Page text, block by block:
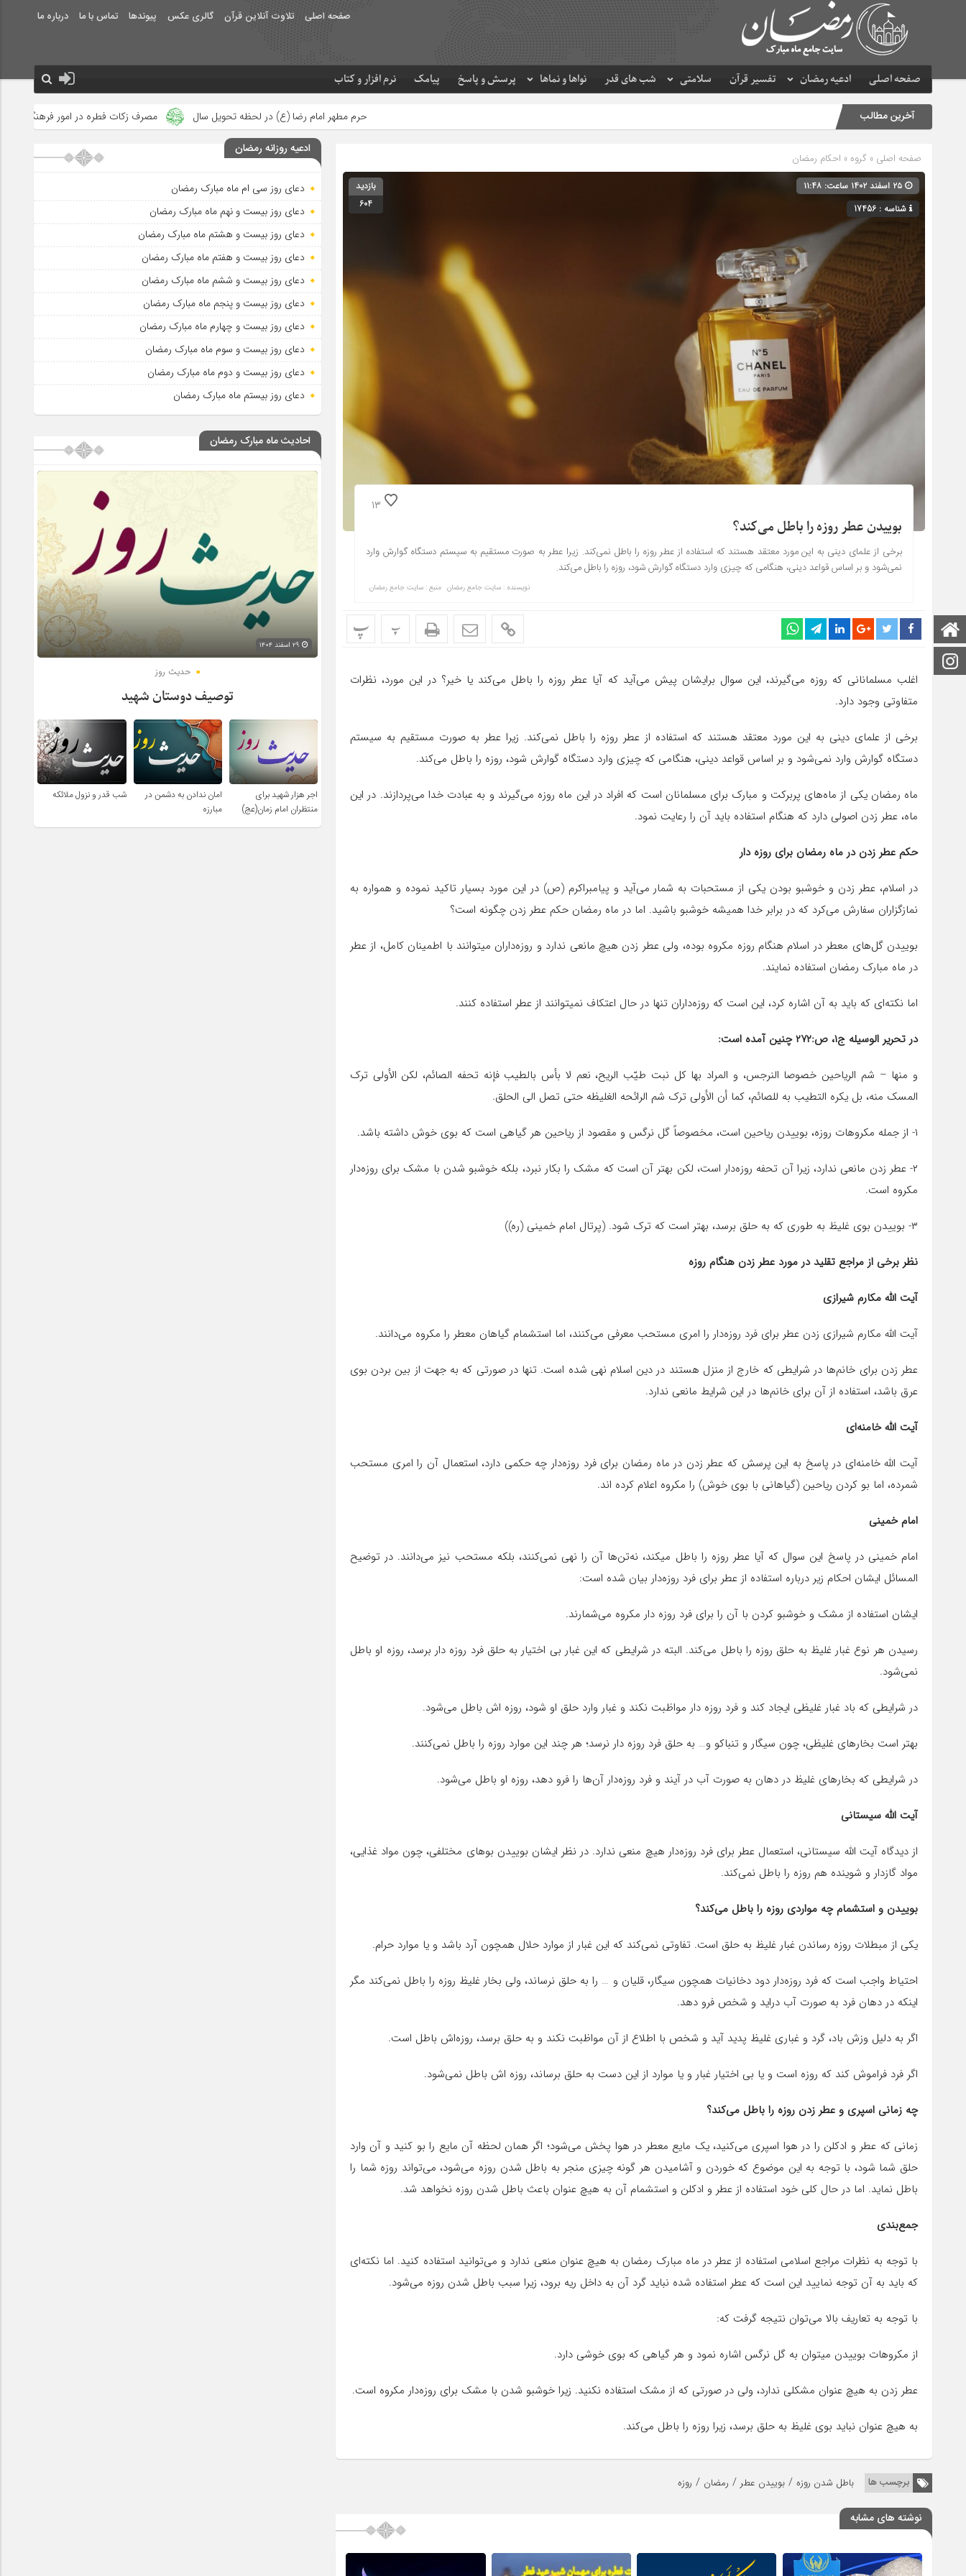
صفحه اصلی تلاوت آنلاین قرآن گالری عکس پیوندها تماس با ما درباره ما
صفحه اصلی ادعیه رمضان تفسیر قرآن سلامتی شب های قدر نواها و نماها پرسش و پاسخ پیامک نرم افزار و کتاب
صفحه اصلی
آخرین مطالب حرم مطهر امام رضا (ع) در لحظه تحویل سال مصرف زکات فطره در امور فرهنگی جلوه‌های بزرگ نصرت
صفحه اصلی » گروه » احکام رمضان
شناسه : 17456
بازدید
604
13
بوییدن عطر روزه را باطل می‌کند؟
برخی از علمای دینی به این مورد معتقد هستند که استفاده از عطر روزه را باطل نمی‌کند. زیرا عطر به صورت مستقیم به سیستم دستگاه گوارش وارد
نمی‌شود و بر اساس قواعد دینی، هنگامی که چیزی وارد دستگاه گوارش شود، روزه را باطل می‌کند.
نویسنده : سایت جامع رمضان منبع : سایت جامع رمضان
پ پ
اغلب مسلمانانی که روزه می‌گیرند، این سوال برایشان پیش می‌آید که آیا عطر روزه را باطل می‌کند یا خیر؟ در این مورد، نظرات
متفاوتی وجود دارد.
برخی از علمای دینی به این مورد معتقد هستند که استفاده از عطر روزه را باطل نمی‌کند. زیرا عطر به صورت مستقیم به سیستم
دستگاه گوارش وارد نمی‌شود و بر اساس قواعد دینی، هنگامی که چیزی وارد دستگاه گوارش شود، روزه را باطل می‌کند.
ماه رمضان یکی از ماه‌های پربرکت و مبارک برای مسلمانان است که افراد در این ماه روزه می‌گیرند و به عبادت خدا می‌پردازند. در این
ماه، عطر زدن اصولی دارد که هنگام استفاده باید آن را رعایت نمود.
حکم عطر زدن در ماه رمضان برای روزه دار
در اسلام، عطر زدن و خوشبو بودن یکی از مستحبات به شمار می‌آید و پیامبراکرم (ص) در این مورد بسیار تاکید نموده و همواره به
نمازگزاران سفارش می‌کرد که در برابر خدا همیشه خوشبو باشید. اما در ماه رمضان حکم عطر زدن چگونه است؟
بوییدن گل‌های معطر در اسلام هنگام روزه مکروه بوده، ولی عطر زدن هیچ مانعی ندارد و روزه‌داران میتوانند با اطمینان کامل، از عطر
در ماه مبارک رمضان استفاده نمایند.
اما نکته‌ای که باید به آن اشاره کرد، این است که روزه‌داران تنها در حال اعتکاف نمیتوانند از عطر استفاده کنند.
در تحریر الوسیله ج‌۱، ص:۲۷۲ چنین آمده است:
و منها – شم الریاحین خصوصا النرجس، و المراد بها کل نبت طیّب الریح، نعم لا بأس بالطیب فإنه تحفه الصائم، لکن الأولی ترک
المسک منه، بل یکره التطیب به للصائم، کما أن الأولی ترک شم الرائحه الغلیظه حتی تصل الی الحلق.
۱- از جمله مکروهات روزه، بوییدن ریاحین است، مخصوصاً گل نرگس و مقصود از ریاحین هر گیاهی است که بوی خوش داشته باشد.
۲- عطر زدن مانعی ندارد، زیرا آن تحفه روزه‌دار است، لکن بهتر آن است که مشک را بکار نبرد، بلکه خوشبو شدن با مشک برای روزه‌دار
مکروه است.
۳- بوییدن بوی غلیظ به طوری که به حلق برسد، بهتر است که ترک شود. (پرتال امام خمینی (ره))
نظر برخی از مراجع تقلید در مورد عطر زدن هنگام روزه
آیت الله مکارم شیرازی
آیت الله مکارم شیرازی زدن عطر برای فرد روزه‌دار را امری مستحب معرفی می‌کنند، اما استشمام گیاهان معطر را مکروه می‌دانند.
عطر زدن برای خانم‌ها در شرایطی که خارج از منزل هستند در دین اسلام نهی شده است. تنها در صورتی که به جهت از بین بردن بوی
عرق باشد، استفاده از آن برای خانم‌ها در این شرایط مانعی ندارد.
آیت الله خامنه‌ای
آیت الله خامنه‌ای در پاسخ به این پرسش که عطر زدن در ماه رمضان برای فرد روزه‌دار چه حکمی دارد، استعمال آن را امری مستحب
شمرده، اما بو کردن ریاحین (گیاهانی با بوی خوش) را مکروه اعلام کرده اند.
امام خمینی
امام خمینی در پاسخ این سوال که آیا عطر روزه را باطل میکند، نه‌تن‌ها آن را نهی نمی‌کنند، بلکه مستحب نیز می‌دانند. در توضیح
المسائل ایشان احکام زیر درباره استفاده از عطر برای فرد روزه‌دار بیان شده است:
ایشان استفاده از مشک و خوشبو کردن با آن را برای فرد روزه دار مکروه می‌شمارند.
رسیدن هر نوع غبار غلیظ به حلق روزه را باطل می‌کند. البته در شرایطی که این غبار بی اختیار به حلق فرد روزه دار برسد، روزه او باطل
نمی‌شود.
در شرایطی که باد غبار غلیظی ایجاد کند و فرد روزه دار مواظبت نکند و غبار وارد حلق او شود، روزه اش باطل می‌شود.
بهتر است بخارهای غلیظی، چون سیگار و تنباکو و… به حلق فرد روزه دار نرسد؛ هر چند این موارد روزه را باطل نمی‌کنند.
در شرایطی که بخارهای غلیظ در دهان به صورت آب در آیند و فرد روزه‌دار آن‌ها را فرو دهد، روزه او باطل می‌شود.
آیت الله سیستانی
از دیدگاه آیت الله سیستانی، استعمال عطر برای فرد روزه‌دار هیچ منعی ندارد. در نظر ایشان بوییدن بوهای مختلفی، چون مواد غذایی،
مواد گازدار و شوینده هم روزه را باطل نمی‌کند.
بوییدن و استشمام چه مواردی روزه را باطل می‌کند؟
یکی از مبطلات روزه رساندن غبار غلیظ به حلق است. تفاوتی نمی‌کند که این غبار از موارد حلال همچون آرد باشد و یا موارد حرام.
احتیاط واجب است که فرد روزه‌دار دود دخانیات همچون سیگار، قلیان و … را به حلق نرساند، ولی بخار غلیظ روزه را باطل نمی‌کند مگر
اینکه در دهان فرد به صورت آب دراید و شخص فرو دهد.
اگر به دلیل وزش باد، گرد و غباری غلیظ پدید آید و شخص با اطلاع از آن مواظبت نکند و به حلق برسد، روزه‌اش باطل است.
اگر فرد فراموش کند که روزه است و یا بی اختیار غبار و یا موارد از این دست به حلق برساند، روزه اش باطل نمی‌شود.
چه زمانی اسپری و عطر زدن روزه را باطل می‌کند؟
زمانی که عطر و ادکلن را در هوا اسپری می‌کنید، یک مایع معطر در هوا پخش می‌شود؛ اگر همان لحظه آن مایع را بو کنید و آن وارد
حلق شما شود، با توجه به این موضوع که خوردن و آشامیدن هر گونه چیزی منجر به باطل شدن روزه می‌شود، می‌تواند روزه شما را
باطل نماید. اما در حال کلی خود استفاده از عطر و ادکلن و استشمام آن به هیچ عنوان باعث باطل شدن روزه نخواهد شد.
جمع‌بندی
با توجه به نظرات مراجع اسلامی استفاده از عطر در ماه مبارک رمضان به هیچ عنوان منعی ندارد و می‌توانید استفاده کنید. اما نکته‌ای
که باید به آن توجه نمایید این است که عطر استفاده شده نباید گرد آن به داخل ریه برود، زیرا سبب باطل شدن روزه می‌شود.
با توجه به تعاریف بالا می‌توان نتیجه گرفت که:
از مکروهات بوییدن میتوان به گل نرگس اشاره نمود و هر گیاهی که بوی خوشی دارد.
عطر زدن به هیچ عنوان مشکلی ندارد، ولی در صورتی که از مشک استفاده نکنید. زیرا خوشبو شدن با مشک برای روزه‌دار مکروه است.
به هیچ عنوان نباید بوی غلیظ به حلق برسد، زیرا روزه را باطل می‌کند.
برچسب ها باطل شدن روزه / بوییدن عطر / رمضان / روزه
نوشته های مشابه
ادعیه روزانه رمضان
دعای روز سی ام ماه مبارک رمضان
دعای روز بیست و نهم ماه مبارک رمضان
دعای روز بیست و هشتم ماه مبارک رمضان
دعای روز بیست و هفتم ماه مبارک رمضان
دعای روز بیست و ششم ماه مبارک رمضان
دعای روز بیست و پنجم ماه مبارک رمضان
دعای روز بیست و چهارم ماه مبارک رمضان
دعای روز بیست و سوم ماه مبارک رمضان
دعای روز بیست و دوم ماه مبارک رمضان
دعای روز بیستم ماه مبارک رمضان
احادیث ماه مبارک رمضان
حدیث روز
توصیف دوستان شهید
اجر هزار شهید برای
منتظران امام زمان(عج)
امان ندادن به دشمن در
مبارزه
شب قدر و نزول ملائکه